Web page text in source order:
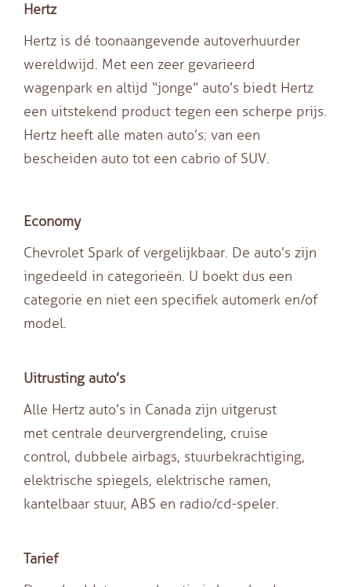
Hertz
Hertz is dé toonaangevende autoverhuurder
wereldwijd. Met een zeer gevarieerd
wagenpark en altijd “jonge” auto’s biedt Hertz
een uitstekend product tegen een scherpe prijs.
Hertz heeft alle maten auto’s; van een
bescheiden auto tot een cabrio of SUV.
Economy
Chevrolet Spark of vergelijkbaar. De auto’s zijn
ingedeeld in categorieën. U boekt dus een
categorie en niet een specifiek automerk en/of
model.
Uitrusting auto’s
Alle Hertz auto’s in Canada zijn uitgerust
met centrale deurvergrendeling, cruise
control, dubbele airbags, stuurbekrachtiging,
elektrische spiegels, elektrische ramen,
kantelbaar stuur, ABS en radio/cd-speler.
Tarief